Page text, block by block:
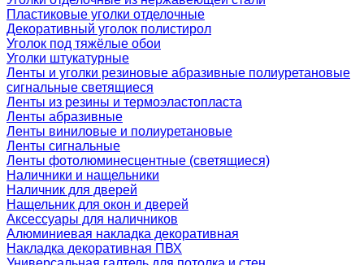
Пластиковые уголки отделочные
Декоративный уголок полистирол
Уголок под тяжёлые обои
Уголки штукатурные
Ленты и уголки резиновые абразивные полиуретановые
сигнальные светящиеся
Ленты из резины и термоэластопласта
Ленты абразивные
Ленты виниловые и полиуретановые
Ленты сигнальные
Ленты фотолюминесцентные (светящиеся)
Наличники и нащельники
Наличник для дверей
Нащельник для окон и дверей
Аксессуары для наличников
Алюминиевая накладка декоративная
Накладка декоративная ПВХ